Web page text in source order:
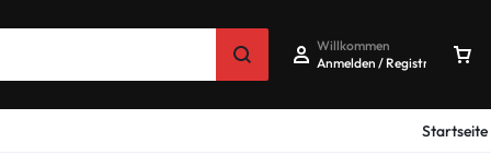
Willkommen
Anmelden / Registrieren
Startseite